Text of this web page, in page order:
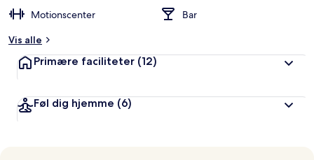
Motionscenter
Bar
Vis alle
Primære faciliteter (12)
Føl dig hjemme (6)